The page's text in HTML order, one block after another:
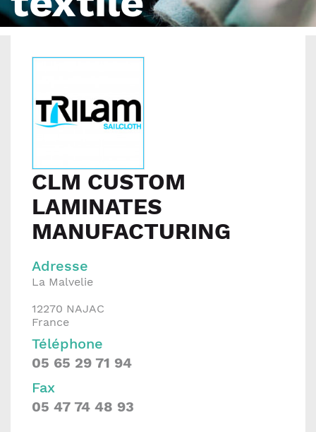
CLM CUSTOM
LAMINATES
MANUFACTURING
Adresse
La Malvelie
12270 NAJAC
France
Téléphone
05 65 29 71 94
Fax
05 47 74 48 93